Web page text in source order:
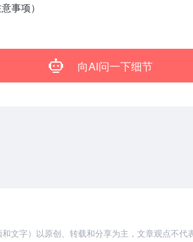
事项）
向AI问一下细节
文字）以原创、转载和分享为主，文章观点不